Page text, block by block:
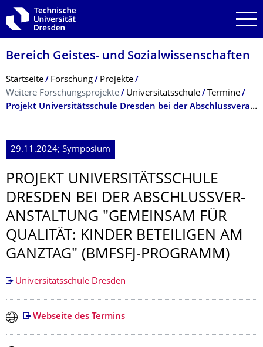
Zur Hauptnavigation springen
Zur Suche springen
Zum Inhalt springen
Bereich Geistes- und Sozialwissenschaf­ten
Breadcrumb-Menü
Startseite Forschung
Projekte
Weitere Forschungsprojekte
Universitätsschule
Termine
Projekt Universitätsschule Dresden bei der Abschluss­ver­anstal­tung "Gemeinsam für Qualität: Kinder beteiligen am Ganztag" (BmFSFJ-Programm)
29.11.2024; Symposium
PROJEKT UNIVERSITÄTS­SCHULE
DRESDEN BEI DER ABSCHLUSS­VER­
ANSTAL­TUNG "GEMEINSAM FÜR
QUALITÄT: KINDER BETEILIGEN AM
GANZTAG" (BMFSFJ-PROGRAMM)
Universitätsschule Dresden
Webseite des Termins